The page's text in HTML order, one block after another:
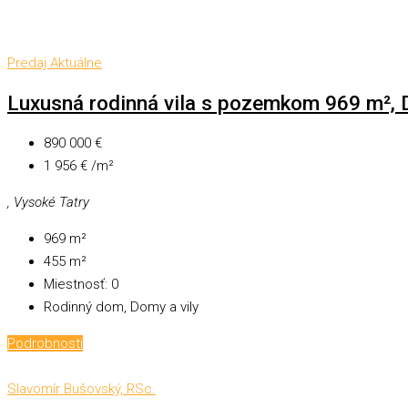
Predaj Aktuálne
Luxusná rodinná vila s pozemkom 969 m²,
890 000 €
1 956 € /m²
, Vysoké Tatry
969 m²
455 m²
Miestnosť: 0
Rodinný dom, Domy a vily
Podrobnosti
Slavomír Bušovský, RSc.